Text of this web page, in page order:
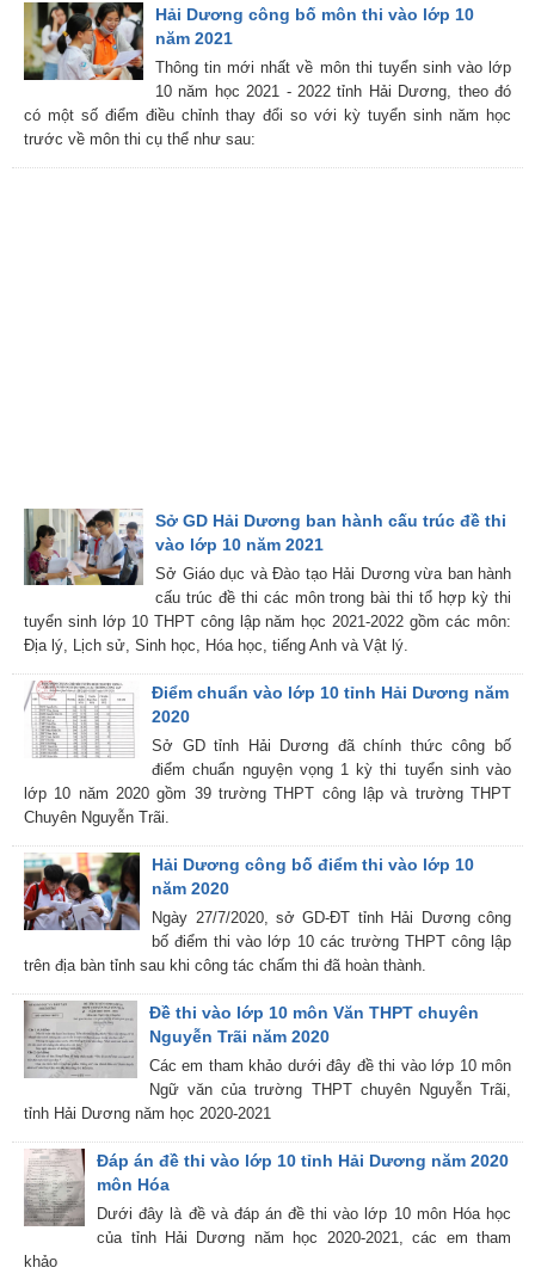
Hải Dương công bố môn thi vào lớp 10
năm 2021
Thông tin mới nhất về môn thi tuyển sinh vào lớp
10 năm học 2021 - 2022 tỉnh Hải Dương, theo đó
có một số điểm điều chỉnh thay đổi so với kỳ tuyển sinh năm học
trước về môn thi cụ thể như sau:
Sở GD Hải Dương ban hành cấu trúc đề thi
vào lớp 10 năm 2021
Sở Giáo dục và Đào tạo Hải Dương vừa ban hành
cấu trúc đề thi các môn trong bài thi tổ hợp kỳ thi
tuyển sinh lớp 10 THPT công lập năm học 2021-2022 gồm các môn:
Địa lý, Lịch sử, Sinh học, Hóa học, tiếng Anh và Vật lý.
Điểm chuẩn vào lớp 10 tỉnh Hải Dương năm
2020
Sở GD tỉnh Hải Dương đã chính thức công bố
điểm chuẩn nguyện vọng 1 kỳ thi tuyển sinh vào
lớp 10 năm 2020 gồm 39 trường THPT công lập và trường THPT
Chuyên Nguyễn Trãi.
Hải Dương công bố điểm thi vào lớp 10
năm 2020
Ngày 27/7/2020, sở GD-ĐT tỉnh Hải Dương công
bố điểm thi vào lớp 10 các trường THPT công lập
trên địa bàn tỉnh sau khi công tác chấm thi đã hoàn thành.
Đề thi vào lớp 10 môn Văn THPT chuyên
Nguyễn Trãi năm 2020
Các em tham khảo dưới đây đề thi vào lớp 10 môn
Ngữ văn của trường THPT chuyên Nguyễn Trãi,
tỉnh Hải Dương năm học 2020-2021
Đáp án đề thi vào lớp 10 tỉnh Hải Dương năm 2020
môn Hóa
Dưới đây là đề và đáp án đề thi vào lớp 10 môn Hóa học
của tỉnh Hải Dương năm học 2020-2021, các em tham
khảo